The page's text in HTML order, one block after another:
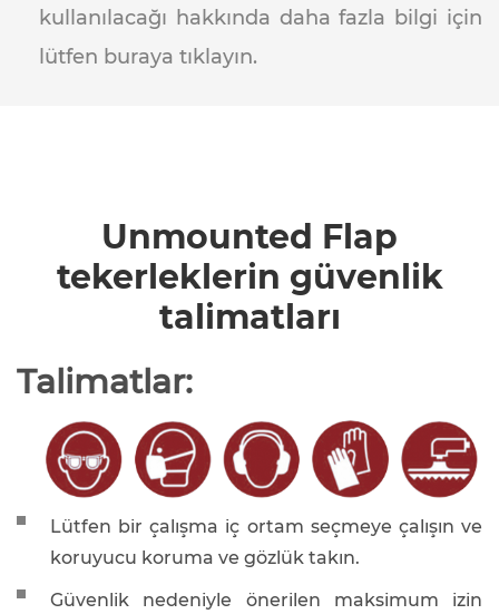
kullanılacağı hakkında daha fazla bilgi için
lütfen buraya tıklayın.
Unmounted Flap
tekerleklerin güvenlik
talimatları
Talimatlar:
Lütfen bir çalışma iç ortam seçmeye çalışın ve
koruyucu koruma ve gözlük takın.
Güvenlik nedeniyle önerilen maksimum izin